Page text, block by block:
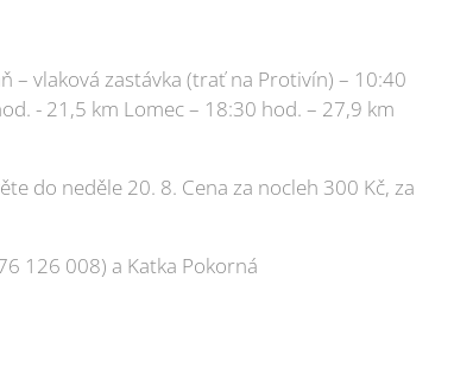
– vlaková zastávka (trať na Protivín) – 10:40
- 21,5 km Lomec – 18:30 hod. – 27,9 km
do neděle 20. 8. Cena za nocleh 300 Kč, za
126 008) a Katka Pokorná